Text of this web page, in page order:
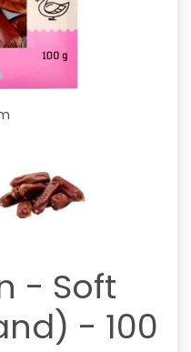
- Soft
- 100